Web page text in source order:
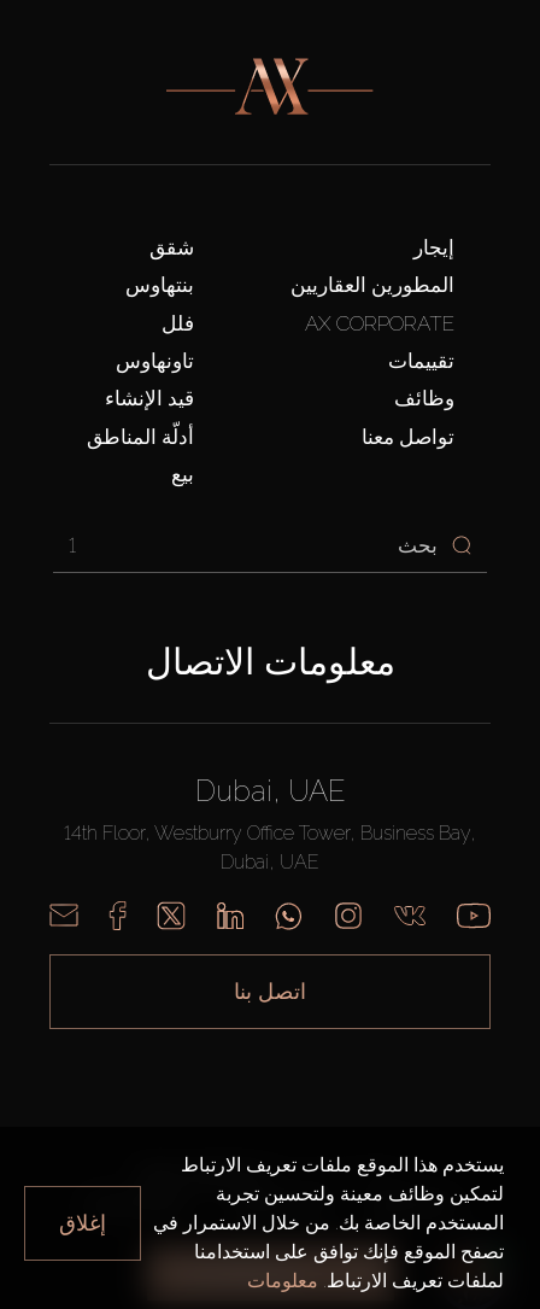
جميع الفلاتر
شقق
بنتهاوس
فلل
تاونهاوس
قيد الإنشاء
أدلّة المناطق
بيع
إيجار
المطورين العقاريين
AX CORPORATE
تقييمات
وظائف
تواصل معنا
1
معلومات الاتصال
Dubai, UAE
14th Floor, Westburry Office Tower, Business Bay,
Dubai, UAE
اتصل بنا
AX CAPITAL ©2026 جميع الحقوق محفوظة
سياسة الخصوصية خريطة الموقع
يستخدم هذا الموقع ملفات تعريف الارتباط
لتمكين وظائف معينة ولتحسين تجربة
المستخدم الخاصة بك. من خلال الاستمرار في
تصفح الموقع فإنك توافق على استخدامنا
لملفات تعريف الارتباط. معلومات
إغلاق